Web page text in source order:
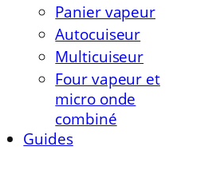
Panier vapeur
Autocuiseur
Multicuiseur
Four vapeur et
micro onde
combiné
Guides